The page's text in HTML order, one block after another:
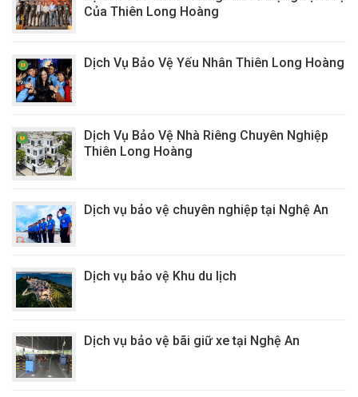
Của Thiên Long Hoàng
Dịch Vụ Bảo Vệ Yếu Nhân Thiên Long Hoàng
Dịch Vụ Bảo Vệ Nhà Riêng Chuyên Nghiệp
Thiên Long Hoàng
Dịch vụ bảo vệ chuyên nghiệp tại Nghệ An
Dịch vụ bảo vệ Khu du lịch
Dịch vụ bảo vệ bãi giữ xe tại Nghệ An